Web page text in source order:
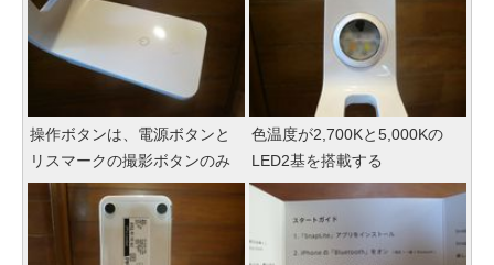
操作ボタンは、電源ボタンと
リスマークの撮影ボタンのみ
色温度が2,700Kと5,000Kの
LED2基を搭載する